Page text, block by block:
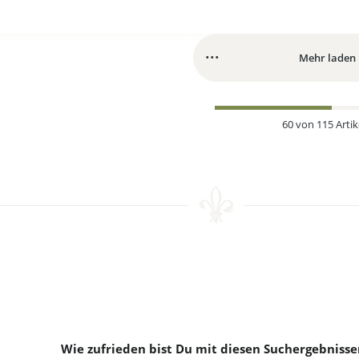
Mehr laden
60von 115
Wie zufrieden bist Du mit diesen